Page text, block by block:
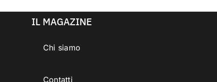
IL MAGAZINE
Chi siamo
Contatti